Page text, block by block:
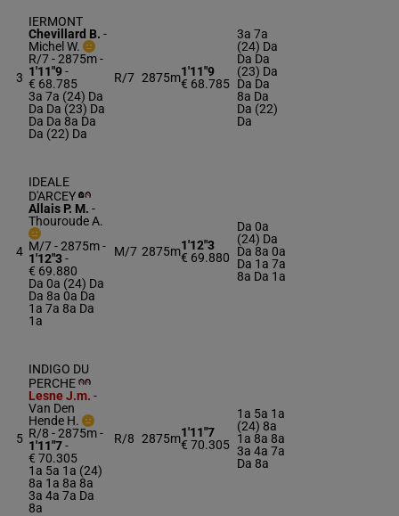
3
IERMONT
Chevillard B. -
Michel W.
R/7 - 2875m-
1'11"9-
€ 68.785
3a 7a (24) Da
Da Da (23) Da
Da Da 8a Da
Da (22) Da
R/7 2875m1'11"9
€ 68.785
3a 7a
(24) Da
Da Da
(23) Da
Da Da
8a Da
Da (22)
Da
4
IDEALE
D'ARCEY
Allais P. M. -
Thouroude A.
M/7 - 2875m-
1'12"3-
€ 69.880
Da 0a (24) Da
Da 8a 0a Da
1a 7a 8a Da
1a
M/7 2875m1'12"3
€ 69.880
Da 0a
(24) Da
Da 8a 0a
Da 1a 7a
8a Da 1a
5
INDIGO DU
PERCHE
Lesne J.m. -
Van Den
Hende H.
R/8 - 2875m-
1'11"7-
€ 70.305
1a 5a 1a (24)
8a 1a 8a 8a
3a 4a 7a Da
8a
R/8 2875m1'11"7
€ 70.305
1a 5a 1a
(24) 8a
1a 8a 8a
3a 4a 7a
Da 8a